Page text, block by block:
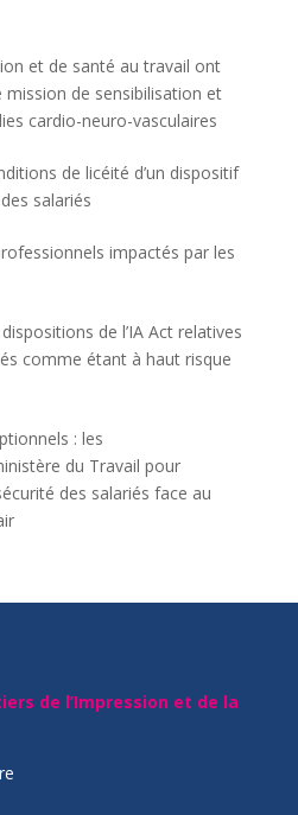
et de santé au travail ont
de sensibilisation et
cardio-neuro-vasculaires
de licéité d’un dispositif
salariés
impactés par les
de l’IA Act relatives
comme étant à haut risque
: les
du Travail pour
des salariés face au
de l’Impression et de la